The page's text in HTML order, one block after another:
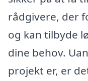
rådgivere, der
og kan tilbyde
dine behov.
projekt er, er